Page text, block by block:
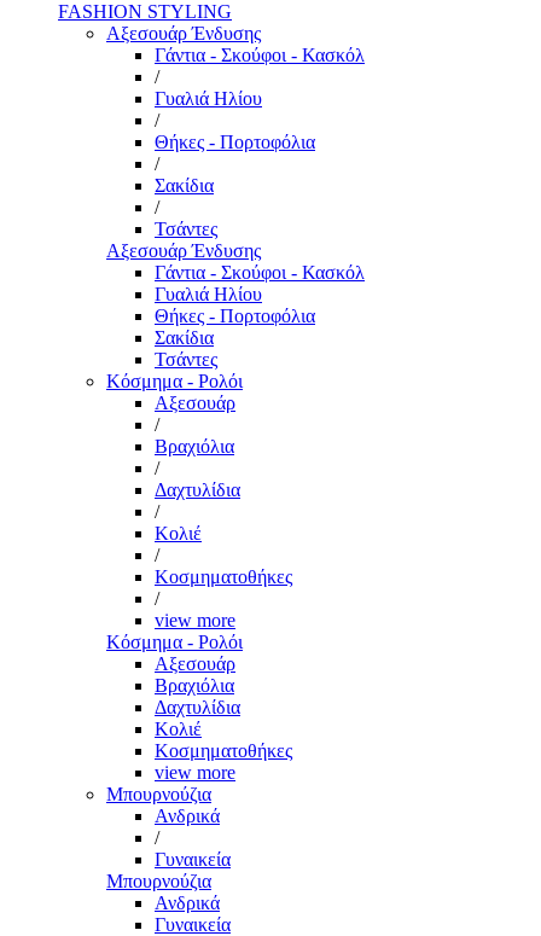
FASHION STYLING
Αξεσουάρ Ένδυσης
Γάντια - Σκούφοι - Κασκόλ
/
Γυαλιά Ηλίου
/
Θήκες - Πορτοφόλια
/
Σακίδια
/
Τσάντες
Αξεσουάρ Ένδυσης
Γάντια - Σκούφοι - Κασκόλ
Γυαλιά Ηλίου
Θήκες - Πορτοφόλια
Σακίδια
Τσάντες
Κόσμημα - Ρολόι
Αξεσουάρ
/
Βραχιόλια
/
Δαχτυλίδια
/
Κολιέ
/
Κοσμηματοθήκες
/
view more
Κόσμημα - Ρολόι
Αξεσουάρ
Βραχιόλια
Δαχτυλίδια
Κολιέ
Κοσμηματοθήκες
view more
Μπουρνούζια
Ανδρικά
/
Γυναικεία
Μπουρνούζια
Ανδρικά
Γυναικεία